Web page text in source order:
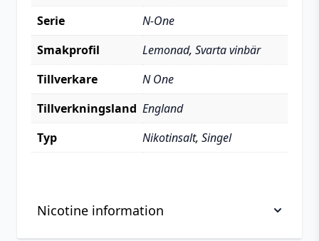
Nicotine information
Serie
N-One
Smakprofil
Lemonad, Svarta vinbär
Tillverkare
N One
Tillverkningsland England
Typ
Nikotinsalt, Singel